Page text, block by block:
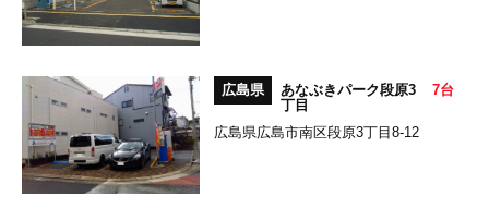
広島県
あなぶきパーク段原3
丁目
7台
広島県広島市南区段原3丁目8-12